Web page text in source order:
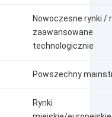
Nowoczesne rynki /
zaawansowane
technologicznie
Powszechny
Rynki
prysznice, kabiny
parowe, wanny do